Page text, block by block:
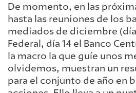
De momento, en las
hasta las reuniones de los
mediados de diciembre (día
Federal, día 14 el Banco
la macro la que guíe unos
olvidemos, muestran un
para el conjunto de año en